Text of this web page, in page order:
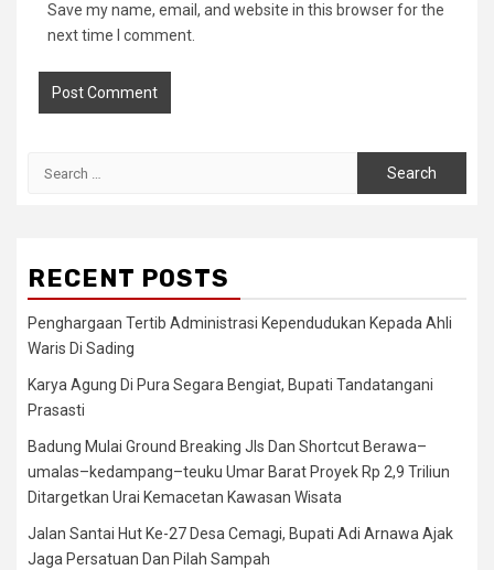
Save my name, email, and website in this browser for the
next time I comment.
RECENT POSTS
Penghargaan Tertib Administrasi Kependudukan Kepada Ahli
Waris Di Sading
Karya Agung Di Pura Segara Bengiat, Bupati Tandatangani
Prasasti
Badung Mulai Ground Breaking Jls Dan Shortcut Berawa–
umalas–kedampang–teuku Umar Barat Proyek Rp 2,9 Triliun
Ditargetkan Urai Kemacetan Kawasan Wisata
Jalan Santai Hut Ke-27 Desa Cemagi, Bupati Adi Arnawa Ajak
Jaga Persatuan Dan Pilah Sampah